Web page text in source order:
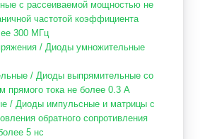
с рассеиваемой мощностью не
частотой коэффициента
300 МГц
/ Диоды умножительные
/ Диоды выпрямительные со
прямого тока не более 0.3 А
/ Диоды импульсные и матрицы с
обратного сопротивления
5 нс